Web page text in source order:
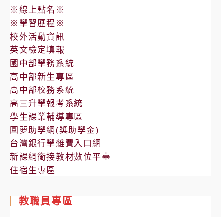
※線上點名※
※學習歷程※
校外活動資訊
英文檢定填報
國中部學務系統
高中部新生專區
高中部校務系統
高三升學報考系統
學生課業輔導專區
圓夢助學網(獎助學金)
台灣銀行學雜費入口網
新課綱銜接教材數位平臺
住宿生專區
教職員專區